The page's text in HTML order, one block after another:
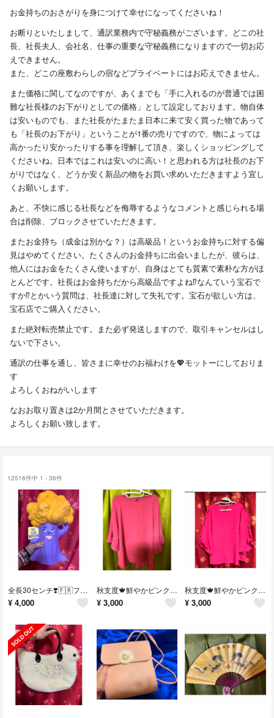
お金持ちのおさがりを身につけて幸せになってくださいね！
お断りといたしまして、通訳業務内で守秘義務がございます。どこの社
長、社長夫人、会社名、仕事の重要な守秘義務になりますので一切お応
えできません。
また、どこの座敷わらしの宿などプライベートにはお応えできません。
また価格に関してなのですが、あくまでも「手に入れるのが普通では困
難な社長様のお下がりとしての価格」として設定しております。物自体
は安いものでも、また社長がたまたま日本に来て安く買った物であって
も「社長のお下がり」ということが1番の売りですので、物によっては
高かったり安かったりする事を理解して頂き、楽しくショッピングして
くださいね。日本ではこれは安いのに高い！と思われる方は社長のお下
がりではなく、どうか安く新品の物をお買い求めいただきますよう宜し
くお願いします。
あと、不快に感じる社長などを侮辱するようなコメントと感じられる場
合は削除、ブロックさせていただきます。
またお金持ち（成金は別かな？）は高級品！というお金持ちに対する偏
見はやめてください。たくさんのお金持ちに出会いましたが、彼らは、
他人にはお金をたくさん使いますが、自身はとても質素で素朴な方がほ
とんどです。社長はお金持ちだから高級品ですよね⁉️なんていう宝石で
すか⁉️とかいう質問は、社長達に対して失礼です。宝石が欲しい方は、
宝石店でご購入ください。
また絶対転売禁止です。また必ず発送しますので、取引キャンセルはし
ないで下さい。
通訳の仕事を通し、皆さまに幸せのお福わけを💖モットーにしておりま
す
よろしくおねがいします
なおお取り置きは2か月間とさせていただきます。
よろしくお願い致します。
12516件中 1 - 36件
全長30センチ❣️🇫🇷フランスの幸運の木のオブジェ✨友人の友人の香港社長夫人のフランスのレトロ店のラッキーフランス幸運の木オブジェ
¥ 4,000
秋支度🍁鮮やかピンクが美しい友人モデルトップス🍁美しすぎる秋トップス🍁サイズM🍁友人の上海社長モデルやんちゃん私物🌹秋支度トップス
¥ 3,000
秋支度🍁鮮やかピンクが美しい友人モデルトップス🍁美しすぎる秋トップス🍁サイズM🍁友人の上海社長モデルやんちゃん私物🌹秋支度トップス
¥ 3,000